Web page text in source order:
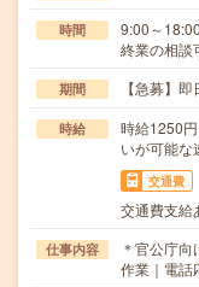
時間
9:00～
終業の相談
期間 【急募】
時給
時給1250
いが可能な
交通費
交通費支給
仕事内容
＊官公庁
作業｜電話